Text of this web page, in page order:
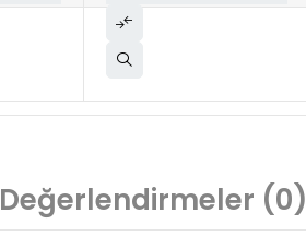
Değerlendirmeler (0)